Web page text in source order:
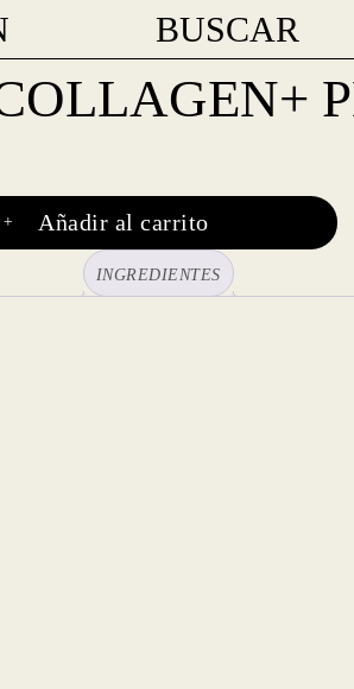
BUSCAR
Medik8
+ Añadir al carrito
INGREDIENTES